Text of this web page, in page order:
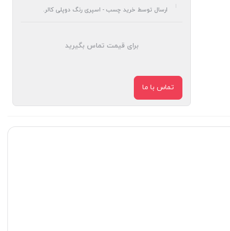
ارسال توسط خرید چسب - اسپری رنگ دوپلی کالر.
برای قیمت تماس بگیرید
تماس با ما